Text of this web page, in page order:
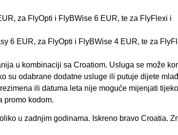
za FlyOpti i FlyBWise 6 EUR, te za FlyFlexi i
6 EUR, za FlyOpti i FlyBWise 4 EUR, te za
u kombinaciji sa Croatiom. Usluga se može
su odabrane dodatne usluge ili putuje dijete
ili datuma leta nije moguće mijenjati
promo kodom.
u zadnjim godinama. Iskreno bravo Croatia.